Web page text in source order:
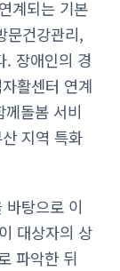
계되는 기본
문건강관리,
. 장애인의 경
활센터 연계
돌봄 서비
지역 특화
바탕으로 이
대상자의 상
파악한 뒤